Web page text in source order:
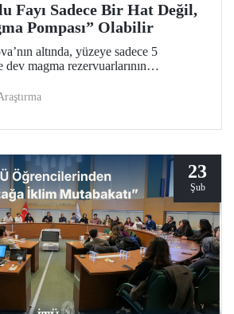
Fayı Sadece Bir Hat Değil,
Pompası” Olabilir
altında, yüzeye sadece 5
magma rezervuarlarının
doğal afetlerden kaynaklanan
23
Şub